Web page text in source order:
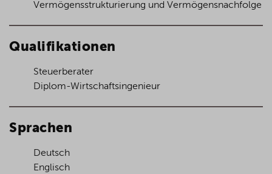
Vermögensstrukturierung und Vermögensnachfolge
Qualifikationen
Steuerberater
Diplom-Wirtschaftsingenieur
Sprachen
Deutsch
Englisch